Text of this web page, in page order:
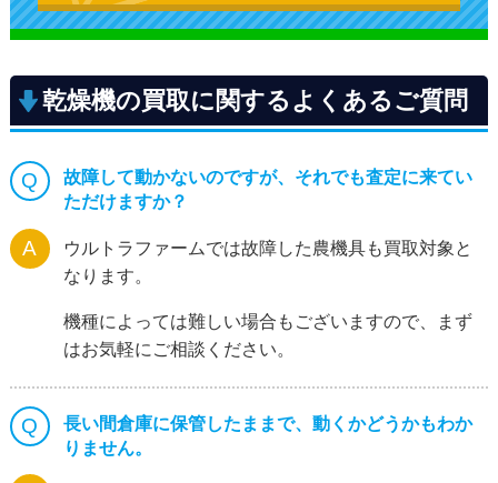
乾燥機の買取に関するよくあるご質問
故障して動かないのですが、それでも査定に来てい
ただけますか？
ウルトラファームでは故障した農機具も買取対象と
なります。
機種によっては難しい場合もございますので、まず
はお気軽にご相談ください。
長い間倉庫に保管したままで、動くかどうかもわか
りません。